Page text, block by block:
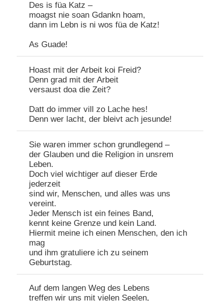
Des is füa Katz –
moagst nie soan Gdankn hoam,
dann im Lebn is ni wos füa de Katz!
As Guade!
Hoast mit der Arbeit koi Freid?
Denn grad mit der Arbeit
versaust doa die Zeit?
Datt do immer vill zo Lache hes!
Denn wer lacht, der bleivt ach jesunde!
Sie waren immer schon grundlegend –
der Glauben und die Religion in unsrem
Leben.
Doch viel wichtiger auf dieser Erde
jederzeit
sind wir, Menschen, und alles was uns
vereint.
Jeder Mensch ist ein feines Band,
kennt keine Grenze und kein Land.
Hiermit meine ich einen Menschen, den ich
mag
und ihm gratuliere ich zu seinem
Geburtstag.
Auf dem langen Weg des Lebens
treffen wir uns mit vielen Seelen,